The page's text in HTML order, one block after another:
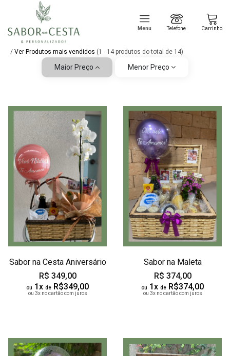
Menu Telefone Carrinho
/ Ver Produtos mais vendidos (1 - 14 produtos do total de 14)
Maior Preço Menor Preço
Sabor na Cesta Aniversário
R$ 349,00
ou 1x de R$349,00
ou 3x no cartão com juros
Sabor na Maleta
R$ 374,00
ou 1x de R$374,00
ou 3x no cartão com juros